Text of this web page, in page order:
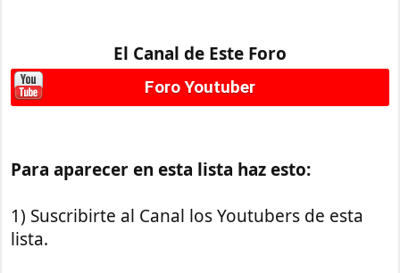
El Canal de Este Foro
Foro Youtuber
Para aparecer en esta lista haz esto:
1) Suscribirte al Canal los Youtubers de esta
lista.